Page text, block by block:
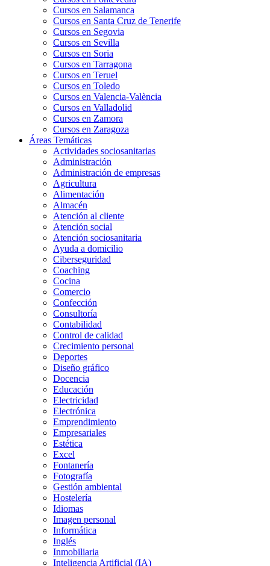
Cursos en Salamanca
Cursos en Santa Cruz de Tenerife
Cursos en Segovia
Cursos en Sevilla
Cursos en Soria
Cursos en Tarragona
Cursos en Teruel
Cursos en Toledo
Cursos en Valencia-València
Cursos en Valladolid
Cursos en Zamora
Cursos en Zaragoza
Áreas Temáticas
Actividades sociosanitarias
Administración
Administración de empresas
Agricultura
Alimentación
Almacén
Atención al cliente
Atención social
Atención sociosanitaria
Ayuda a domicilio
Ciberseguridad
Coaching
Cocina
Comercio
Confección
Consultoría
Contabilidad
Control de calidad
Crecimiento personal
Deportes
Diseño gráfico
Docencia
Educación
Electricidad
Electrónica
Emprendimiento
Empresariales
Estética
Excel
Fontanería
Fotografía
Gestión ambiental
Hostelería
Idiomas
Imagen personal
Informática
Inglés
Inmobiliaria
Inteligencia Artificial (IA)